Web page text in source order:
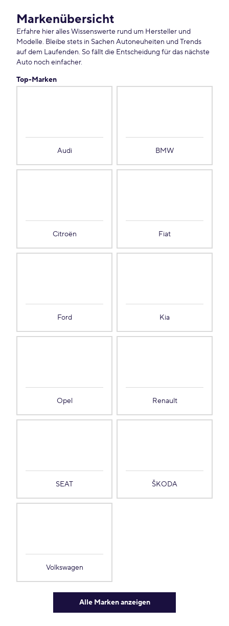
Markenübersicht
Erfahre hier alles Wissenswerte rund um Hersteller und
Modelle. Bleibe stets in Sachen Autoneuheiten und Trends
auf dem Laufenden. So fällt die Entscheidung für das nächste
Auto noch einfacher.
Top-Marken
Audi BMW
Citroën Fiat
Ford Kia
Opel Renault
SEAT ŠKODA
Volkswagen
Alle Marken anzeigen